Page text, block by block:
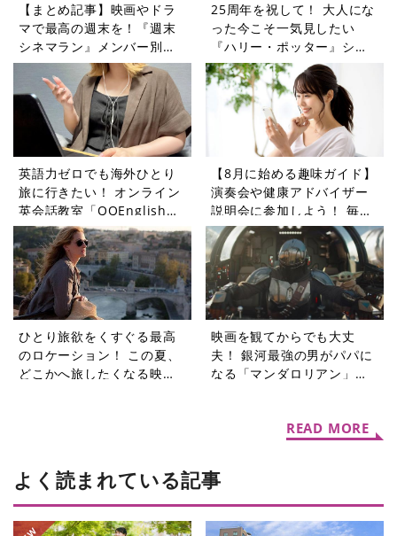
【まとめ記事】映画やドラ
マで最高の週末を！『週末
シネマラン』メンバー別お
すすめガイド
25周年を祝して！ 大人にな
った今こそ一気見したい
『ハリー・ポッター』シリ
ーズ【週末シネマラン
#75】
英語力ゼロでも海外ひとり
旅に行きたい！ オンライン
英会話教室「QQEnglish」
に挑戦してみた
【8月に始める趣味ガイド】
演奏会や健康アドバイザー
説明会に参加しよう！ 毎日
の暮らしに変化をもたらす
ピーティックスイベント5選
ひとり旅欲をくすぐる最高
のロケーション！ この夏、
どこかへ旅したくなる映画3
映画を観てからでも大丈
夫！ 銀河最強の男がパパに
なる「マンダロリアン」シ
READ MORE
よく読まれている記事